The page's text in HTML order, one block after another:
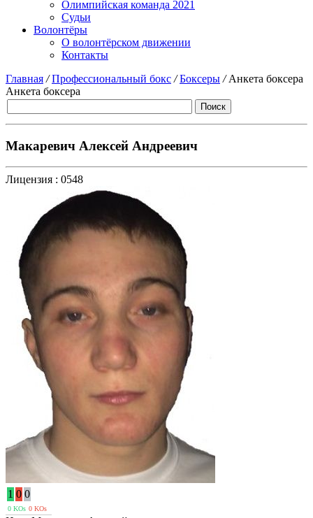
Олимпийская команда 2021
Судьи
Волонтёры
О волонтёрском движении
Контакты
Главная / Профессиональный бокс / Боксеры /Анкета боксера
Анкета боксера
Макаревич Алексей Андреевич
Лицензия : 0548
1 0 0
0 KOs 0 KOs